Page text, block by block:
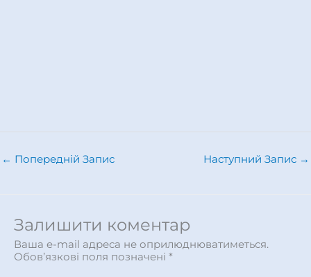
← Попередній Запис Наступний Запис →
Залишити коментар
Ваша e-mail адреса не оприлюднюватиметься.
Обов’язкові поля позначені *